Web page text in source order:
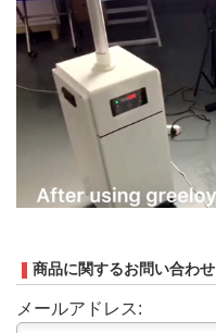
商品に関するお問い合わせ
メールアドレス: